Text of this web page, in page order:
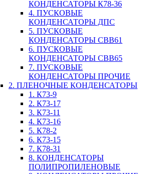
КОНДЕНСАТОРЫ К78-36
4. ПУСКОВЫЕ
КОНДЕНСАТОРЫ ДПС
5. ПУСКОВЫЕ
КОНДЕНСАТОРЫ CBB61
6. ПУСКОВЫЕ
КОНДЕНСАТОРЫ CBB65
7. ПУСКОВЫЕ
КОНДЕНСАТОРЫ ПРОЧИЕ
2. ПЛЕНОЧНЫЕ КОНДЕНСАТОРЫ
1. К73-9
2. К73-17
3. К73-11
4. К73-16
5. К78-2
6. К73-15
7. К78-31
8. КОНДЕНСАТОРЫ
ПОЛИПРОПИЛЕНОВЫЕ